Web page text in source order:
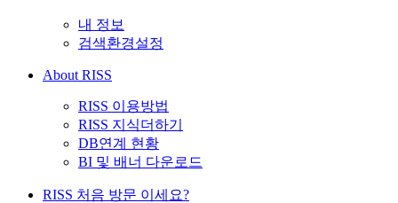
내 정보
검색환경설정
About RISS
RISS 이용방법
RISS 지식더하기
DB연계 현황
BI 및 배너 다운로드
RISS 처음 방문 이세요?